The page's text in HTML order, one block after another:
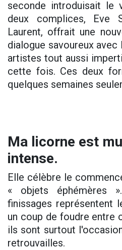
seconde introduisait le
deux complices, Eve
Laurent, offrait une
dialogue savoureux
artistes tout aussi
cette fois. Ces deux
quelques semaines
Ma licorne est
intense.
Elle célèbre le
« objets éphémères
finissages représentent
un coup de foudre entre
ils sont surtout
retrouvailles.